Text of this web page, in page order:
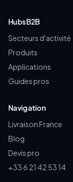
Hubs B2B
Secteurs d'activité
Produits
Applications
Guides pros
Navigation
Livraison France
Blog
Devis pro
+33 6 21 42 53 14